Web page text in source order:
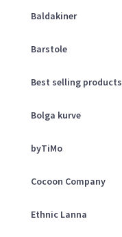
Baldakiner
Barstole
Best selling products
Bolga kurve
byTiMo
Cocoon Company
Ethnic Lanna